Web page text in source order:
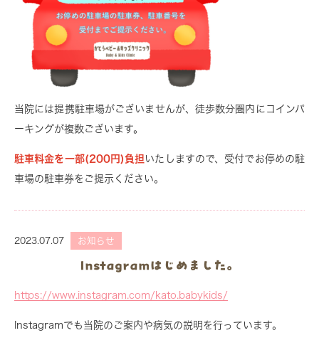
当院には提携駐車場がございませんが、徒歩数分圏内にコインパ
ーキングが複数ございます。
駐車料金を一部(200円)負担 いたしますので、受付でお停めの駐
車場の駐車券をご提示ください。
2023.07.07 お知らせ
Instagramはじめました。
https://www.instagram.com/kato.babykids/
Instagramでも当院のご案内や病気の説明を行っています。